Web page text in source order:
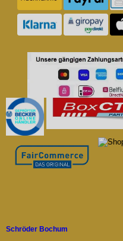
Schröder Bochum